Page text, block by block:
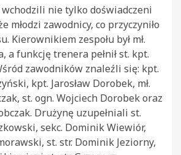
wchodzili nie tylko doświadczeni
młodzi zawodnicy, co przyczyniło
Kierownikiem zespołu był mł.
a funkcję trenera pełnił st. kpt.
zawodników znaleźli się: kpt.
kpt. Jarosław Dorobek, mł.
st. ogn. Wojciech Dorobek oraz
Drużynę uzupełniali st.
sekc. Dominik Wiewiór,
st. str. Dominik Jeziorny,